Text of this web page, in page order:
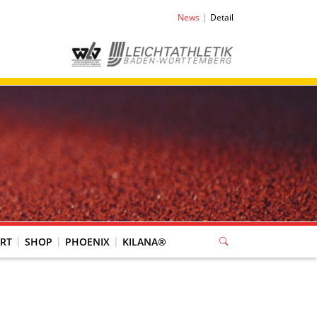
News Detail
SHOP PHOENIX KILANA®